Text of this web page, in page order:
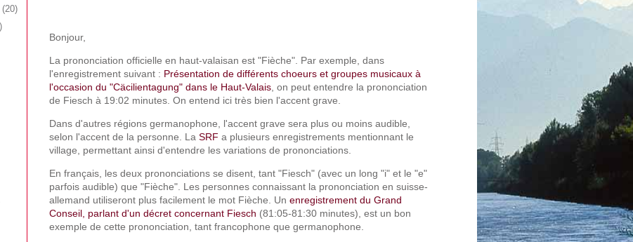
20
Bonjour,
La prononciation officielle en haut-valaisan est "Fièche". Par exemple, dans
l'enregistrement suivant : Présentation de différents choeurs et groupes musicaux à
l'occasion du "Cäcilientagung" dans le Haut-Valais, on peut entendre la prononciation
de Fiesch à 19:02 minutes. On entend ici très bien l'accent grave.
Dans d'autres régions germanophone, l'accent grave sera plus ou moins audible,
selon l'accent de la personne. La SRF a plusieurs enregistrements mentionnant le
village, permettant ainsi d'entendre les variations de prononciations.
En français, les deux prononciations se disent, tant "Fiesch" (avec un long "i" et le "e"
parfois audible) que "Fièche". Les personnes connaissant la prononciation en suisse-
allemand utiliseront plus facilement le mot Fièche. Un enregistrement du Grand
Conseil, parlant d'un décret concernant Fiesch (81:05-81:30 minutes), est un bon
exemple de cette prononciation, tant francophone que germanophone.